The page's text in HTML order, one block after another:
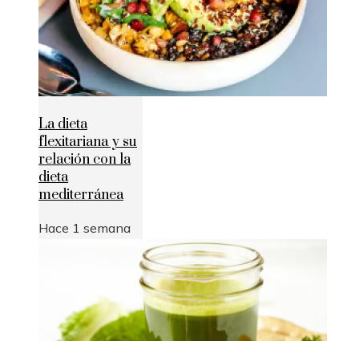
La dieta
flexitariana y su
relación con la
dieta
mediterránea
Hace 1 semana